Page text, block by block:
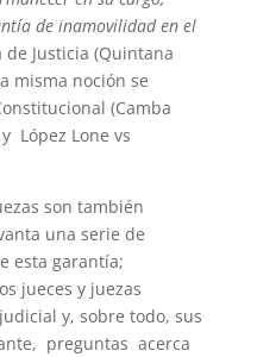
de inamovilidad en el
de Justicia (Quintana
misma noción se
(Camba
López Lone vs
son también
una serie de
esta garantía;
jueces y juezas
y, sobre todo, sus
preguntas acerca